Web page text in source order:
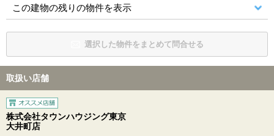
この建物の残りの物件を表示
選択した物件をまとめて問合せる
取扱い店舗
株式会社タウンハウジング東京
大井町店